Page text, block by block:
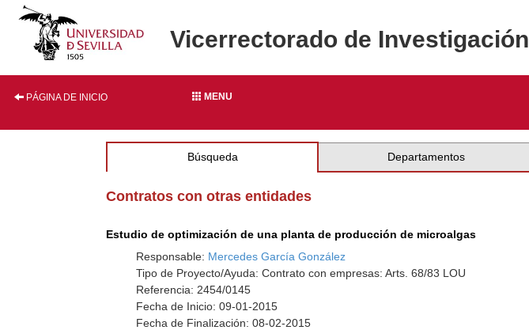
Vicerrectorado de Investigación
PÁGINA DE INICIO MENU
Búsqueda Departamentos
Contratos con otras entidades
Estudio de optimización de una planta de producción de microalgas
Responsable: Mercedes García González
Tipo de Proyecto/Ayuda: Contrato con empresas: Arts. 68/83 LOU
Referencia: 2454/0145
Fecha de Inicio: 09-01-2015
Fecha de Finalización: 08-02-2015